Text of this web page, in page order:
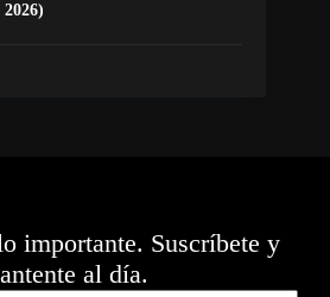
importante. Suscríbete y
al día.